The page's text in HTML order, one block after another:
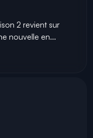
2 revient sur
nouvelle en...